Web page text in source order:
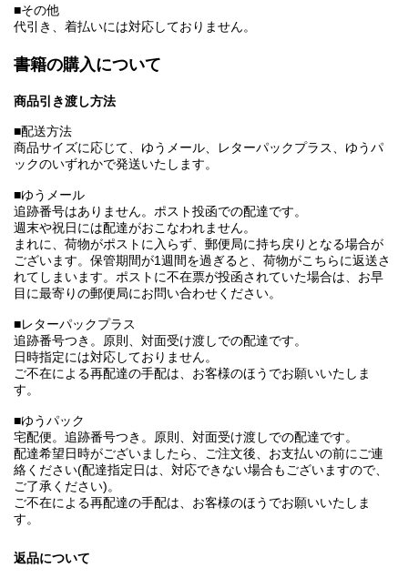
■その他
代引き、着払いには対応しておりません。
書籍の購入について
商品引き渡し方法
■配送方法
商品サイズに応じて、ゆうメール、レターパックプラス、ゆうパ
ックのいずれかで発送いたします。
■ゆうメール
追跡番号はありません。ポスト投函での配達です。
週末や祝日には配達がおこなわれません。
まれに、荷物がポストに入らず、郵便局に持ち戻りとなる場合が
ございます。保管期間が1週間を過ぎると、荷物がこちらに返送さ
れてしまいます。ポストに不在票が投函されていた場合は、お早
目に最寄りの郵便局にお問い合わせください。
■レターパックプラス
追跡番号つき。原則、対面受け渡しでの配達です。
日時指定には対応しておりません。
ご不在による再配達の手配は、お客様のほうでお願いいたしま
す。
■ゆうパック
宅配便。追跡番号つき。原則、対面受け渡しでの配達です。
配達希望日時がございましたら、ご注文後、お支払いの前にご連
絡ください(配達指定日は、対応できない場合もございますので、
ご了承ください)。
ご不在による再配達の手配は、お客様のほうでお願いいたしま
す。
返品について